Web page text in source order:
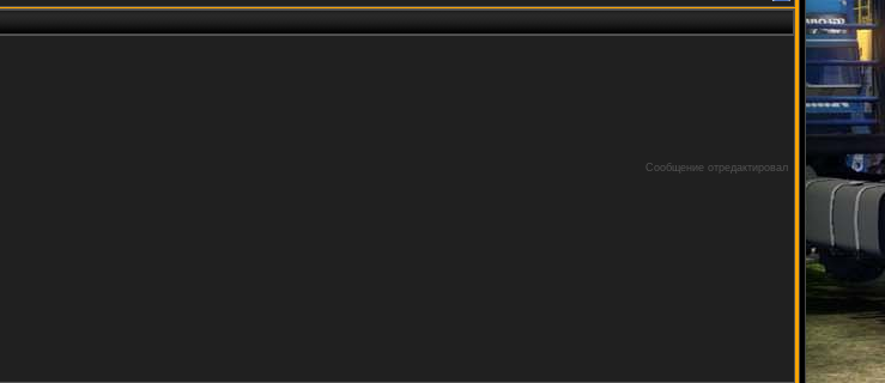
Сообщение отредактировал